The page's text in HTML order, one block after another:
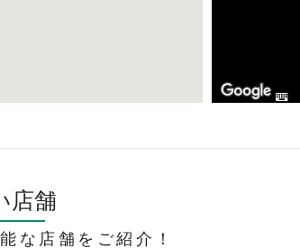
店舗
な店舗をご紹介！